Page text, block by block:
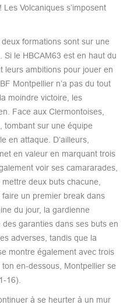
Volcaniques s’imposent
formations sont sur une
le HBCAM63 est en haut du
leurs ambitions pour jouer en
Montpellier n’a pas du tout
moindre victoire, les
Face aux Clermontoises,
tombant sur une équipe
en attaque. D’ailleurs,
en valeur en marquant trois
voir ses camararades,
deux buts chacune,
un premier break dans
du jour, la gardienne
garanties dans ses buts en
adverses, tandis que la
montre également avec trois
en-dessous, Montpellier se
16).
à se heurter à un mur